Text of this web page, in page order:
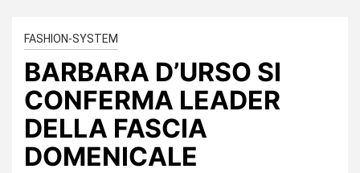
FASHION-SYSTEM
BARBARA D’URSO SI
CONFERMA LEADER
DELLA FASCIA
DOMENICALE